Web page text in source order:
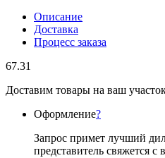
Описание
Доставка
Процесс заказа
67.31
Доставим товары на ваш
Оформление?
Запрос примет лучший
представитель свяжется